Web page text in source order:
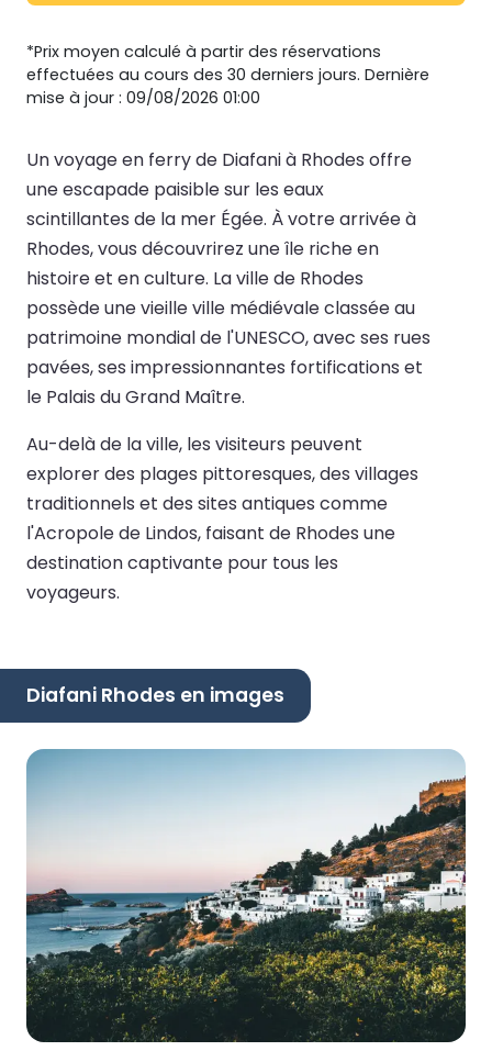
*Prix moyen calculé à partir des réservations
effectuées au cours des 30 derniers jours. Dernière
mise à jour : 09/08/2026 01:00
Un voyage en ferry de Diafani à Rhodes offre
une escapade paisible sur les eaux
scintillantes de la mer Égée. À votre arrivée à
Rhodes, vous découvrirez une île riche en
histoire et en culture. La ville de Rhodes
possède une vieille ville médiévale classée au
patrimoine mondial de l'UNESCO, avec ses rues
pavées, ses impressionnantes fortifications et
le Palais du Grand Maître.
Au-delà de la ville, les visiteurs peuvent
explorer des plages pittoresques, des villages
traditionnels et des sites antiques comme
l'Acropole de Lindos, faisant de Rhodes une
destination captivante pour tous les
voyageurs.
Diafani Rhodes en images